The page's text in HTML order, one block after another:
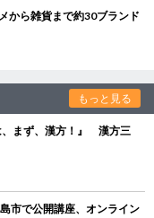
から雑貨まで約30ブランド
もっと見る
、まず、漢方！』 漢方三
市で公開講座、オンライン